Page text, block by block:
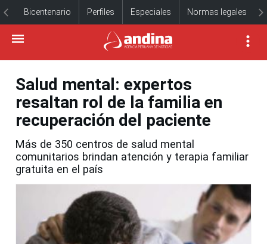
Bicentenario Perfiles Especiales Normas legales
Salud mental: expertos
resaltan rol de la familia en
recuperación del paciente
Más de 350 centros de salud mental
comunitarios brindan atención y terapia familiar
gratuita en el país